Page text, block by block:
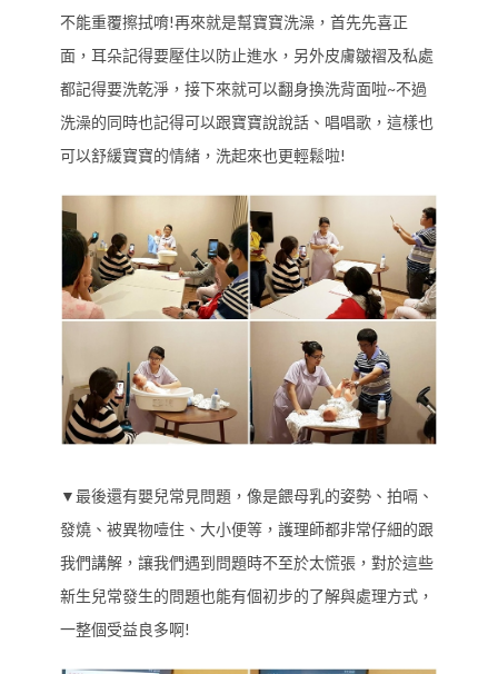
不能重覆擦拭唷!再來就是幫寶寶洗澡，首先先喜正
面，耳朵記得要壓住以防止進水，另外皮膚皺褶及私處
都記得要洗乾淨，接下來就可以翻身換洗背面啦~不過
洗澡的同時也記得可以跟寶寶說說話、唱唱歌，這樣也
可以舒緩寶寶的情緒，洗起來也更輕鬆啦!
▼最後還有嬰兒常見問題，像是餵母乳的姿勢、拍嗝、
發燒、被異物噎住、大小便等，護理師都非常仔細的跟
我們講解，讓我們遇到問題時不至於太慌張，對於這些
新生兒常發生的問題也能有個初步的了解與處理方式，
一整個受益良多啊!